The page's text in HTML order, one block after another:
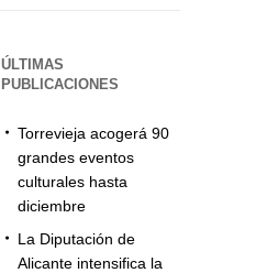
ÚLTIMAS
PUBLICACIONES
Torrevieja acogerá 90
grandes eventos
culturales hasta
diciembre
La Diputación de
Alicante intensifica la